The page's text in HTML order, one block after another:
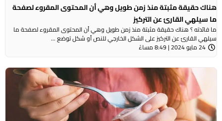
هناك حقيقة مثبتة منذ زمن طويل وهي أن المحتوى المقروء لصفحة
ما سيلهي القارئ عن التركيز
ما فائدته ؟ هناك حقيقة مثبتة منذ زمن طويل وهي أن المحتوى المقروء لصفحة ما
سيلهي القارئ عن التركيز على الشكل الخارجي للنص أو شكل توضع ...
24 مايو 2024 | 8:49 مساءً